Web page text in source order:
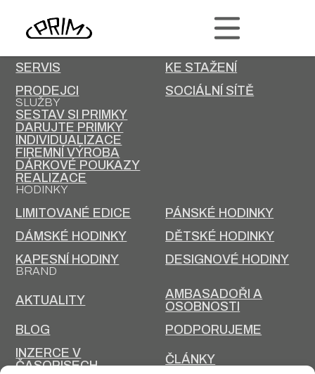
PRIM
KARIÉRA
SERVIS
KE STAŽENÍ
PRODEJCI
SOCIÁLNÍ SÍTĚ
SLUŽBY
SESTAV SI PRIMKY
DARUJTE PRIMKY
INDIVIDUALIZACE
FIREMNÍ VÝROBA
DÁRKOVÉ POUKAZY
REALIZACE
HODINKY
LIMITOVANÉ EDICE
PÁNSKÉ HODINKY
DÁMSKÉ HODINKY
DĚTSKÉ HODINKY
KAPESNÍ HODINY
DESIGNOVÉ HODINY
BRAND
AKTUALITY
AMBASADOŘI A
OSOBNOSTI
BLOG
PODPORUJEME
INZERCE V
ČASOPISECH
ČLÁNKY